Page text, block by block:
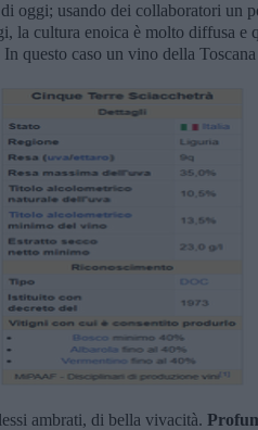
oggi; usando dei collaboratori un
la cultura enoica è molto diffusa e
questo caso un vino della
ambrati, di bella vivacità.